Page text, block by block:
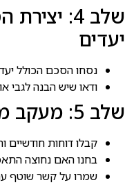
שלב 4:
יעדים
נסחו הסכם הכולל
ודאו שיש הבנה לגבי
שלב 5: מעקב מתמיד ובחינה חודשית
קבלו דוחות חודשיים
בחנו האם נחוצה
שמרו על קשר שוטף